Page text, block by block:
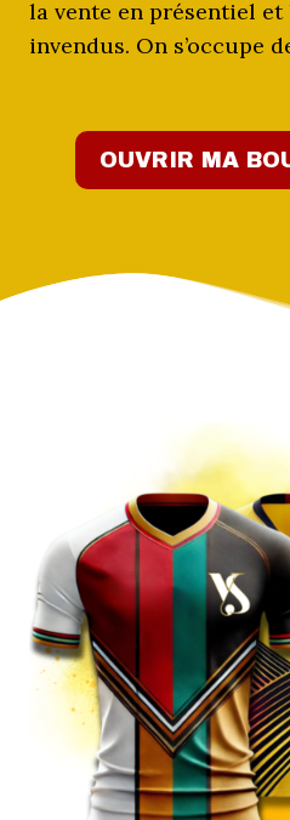
la vente en présentiel et
invendus. On s’occupe
OUVRIR MA